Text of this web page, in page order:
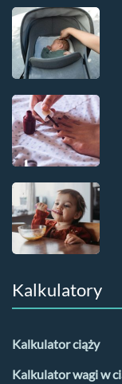
Kalkulatory
Kalkulator ciąży
Kalkulator wagi w